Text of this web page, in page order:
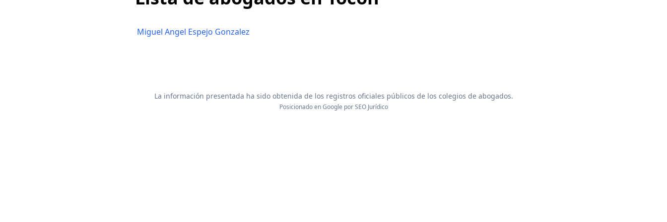
Miguel Angel Espejo Gonzalez
La información presentada ha sido obtenida de los registros oficiales públicos de los colegios de abogados.
Posicionado en Google porSEO Jurídico